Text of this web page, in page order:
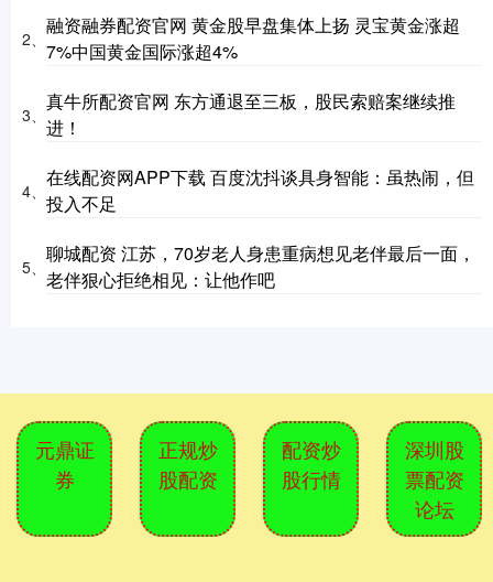
2、
融资融券配资官网 黄金股早盘集体上扬 灵宝黄金涨超
7%中国黄金国际涨超4%
3、
真牛所配资官网 东方通退至三板，股民索赔案继续推
进！
4、
在线配资网APP下载 百度沈抖谈具身智能：虽热闹，但
投入不足
5、
聊城配资 江苏，70岁老人身患重病想见老伴最后一面，
老伴狠心拒绝相见：让他作吧
元鼎证
券
正规炒
股配资
配资炒
股行情
深圳股
票配资
论坛